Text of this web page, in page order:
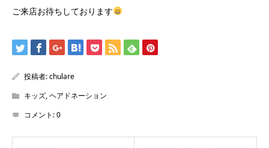
ご来店お待ちしております
投稿者:chulare
キッズ,ヘアドネーション
コメント:0